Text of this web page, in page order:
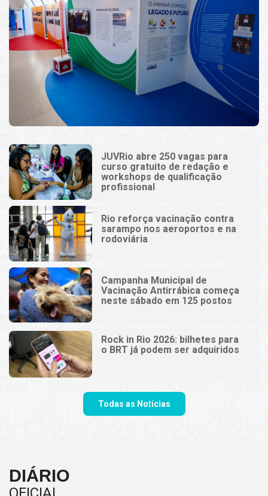
JUVRio abre 250 vagas para
curso gratuito de redação e
workshops de qualificação
profissional
Rio reforça vacinação contra
sarampo nos aeroportos e na
rodoviária
Campanha Municipal de
Vacinação Antirrábica começa
neste sábado em 125 postos
Rock in Rio 2026: bilhetes para
o BRT já podem ser adquiridos
Todas as Notícias
DIÁRIO